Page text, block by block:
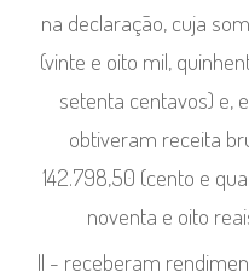
na declaração, cuja
(vinte e oito mil,
setenta centavos) e,
obtiveram receita
142.798,50 (cento e
noventa e oito
II - receberam